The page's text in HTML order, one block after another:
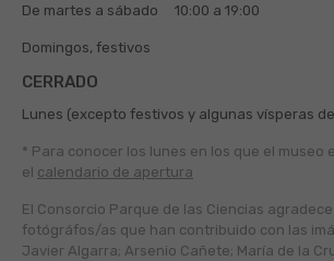
De martes a sábado 10:00 a 19:00
Domingos, festivos
CERRADO
Lunes (excepto festivos y algunas vísperas
* Para conocer los lunes en los que el museo
el calendario de apertura
El Consorcio Parque de las Ciencias
fotógráfos/as que han contribuido con las
Javier Algarra; Arsenio Cañete; María de la